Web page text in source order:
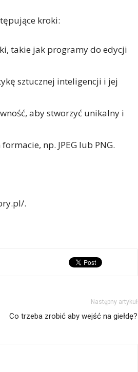
kroki:
takie jak programy do edycji
sztucznej inteligencji i jej
aby stworzyć unikalny i
np. JPEG lub PNG.
.
Następny artykuł
Co trzeba zrobić aby wejść na giełdę?